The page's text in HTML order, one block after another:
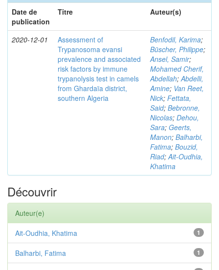
Date de
publication
Titre Auteur(s)
2020-12-01
Assessment of
Trypanosoma evansi
prevalence and associated
risk factors by immune
trypanolysis test in camels
from Ghardaïa district,
southern Algeria
Benfodil, Karima;
Büscher, Philippe;
Ansel, Samir;
Mohamed Cherif,
Abdellah;Abdelli,
Amine; Van Reet,
Nick; Fettata,
Said; Bebronne,
Nicolas; Dehou,
Sara; Geerts,
Manon; Balharbi,
Fatima; Bouzid,
Riad;Ait-Oudhia,
Khatima
Découvrir
Auteur(e)
1
Ait-Oudhia, Khatima
1
Balharbi, Fatima